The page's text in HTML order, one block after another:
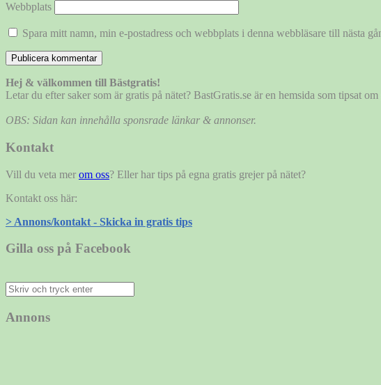
Webbplats
Spara mitt namn, min e-postadress och webbplats i denna webbläsare till nästa
Hej & välkommen till Bästgratis!
Letar du efter saker som är gratis på nätet? BastGratis.se är en hemsida som tipsat
OBS: Sidan kan innehålla sponsrade länkar & annonser.
Kontakt
Vill du veta mer om oss? Eller har tips på egna gratis grejer på nätet?
Kontakt oss här:
> Annons/kontakt - Skicka in gratis tips
Gilla oss på Facebook
Sök
efter:
Annons